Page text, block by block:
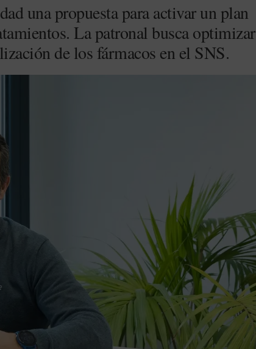
una propuesta para activar un plan
La patronal busca optimizar
de los fármacos en el SNS.